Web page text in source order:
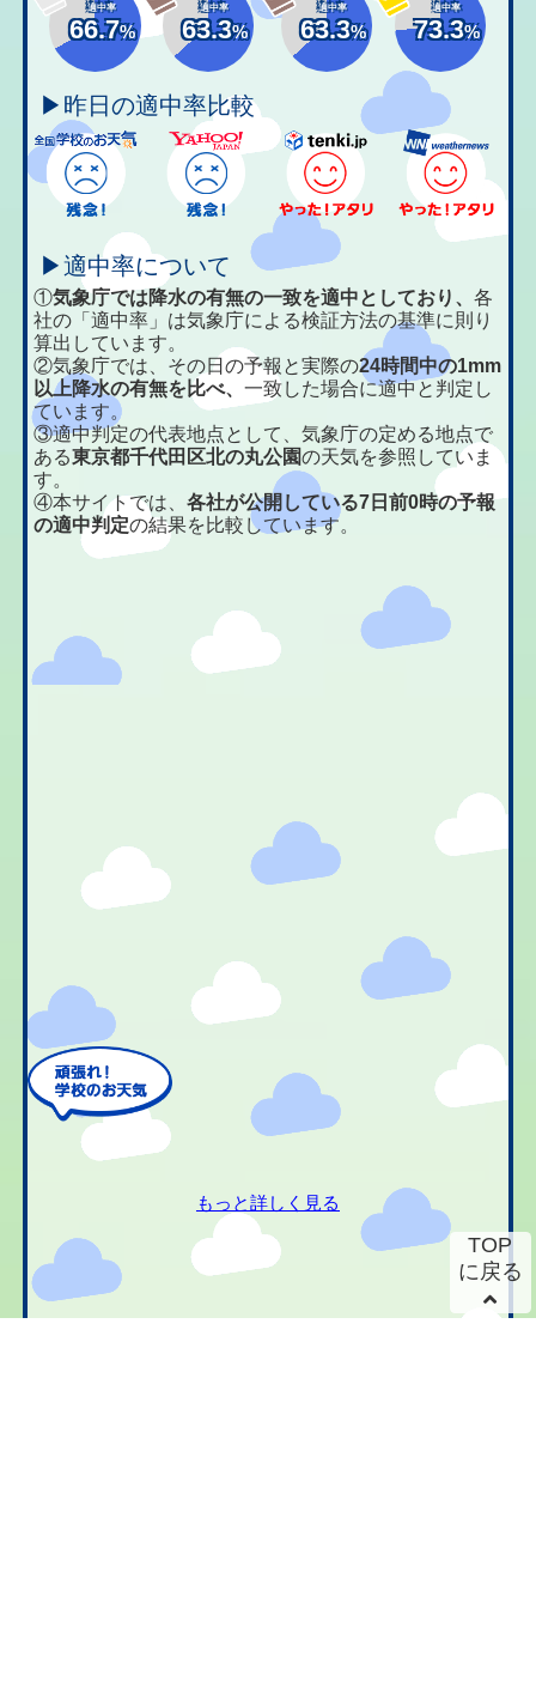
適中率
66.7%
適中率
63.3%
適中率
63.3%
適中率
73.3%
▶昨日の適中率比較
▶適中率について
①気象庁では降水の有無の一致を適中としており、各
社の「適中率」は気象庁による検証方法の基準に則り
算出しています。
②気象庁では、その日の予報と実際の24時間中の1mm
以上降水の有無を比べ、一致した場合に適中と判定し
ています。
③適中判定の代表地点として、気象庁の定める地点で
ある東京都千代田区北の丸公園の天気を参照していま
す。
④本サイトでは、各社が公開している7日前0時の予報
の適中判定の結果を比較しています。
もっと詳しく見る
TOP
に戻る